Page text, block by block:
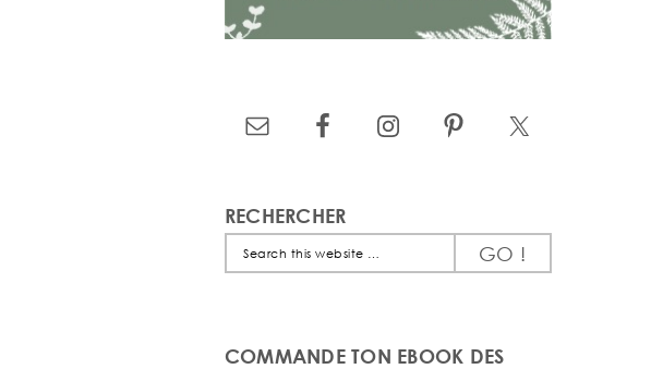
RECHERCHER
COMMANDE TON EBOOK DES